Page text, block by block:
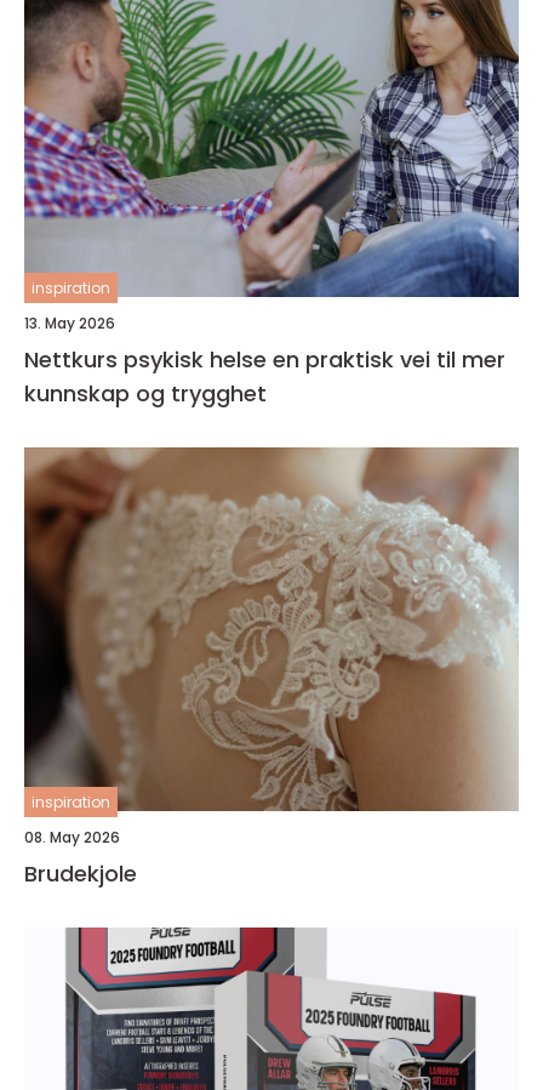
inspiration
13. May 2026
Nettkurs psykisk helse en praktisk vei til mer
kunnskap og trygghet
inspiration
08. May 2026
Brudekjole